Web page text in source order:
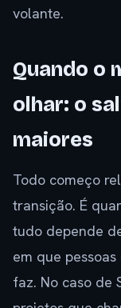
volante.
Quando o
olhar: o
maiores
Todo começo
transição. É
tudo depende
em que
faz. No caso de